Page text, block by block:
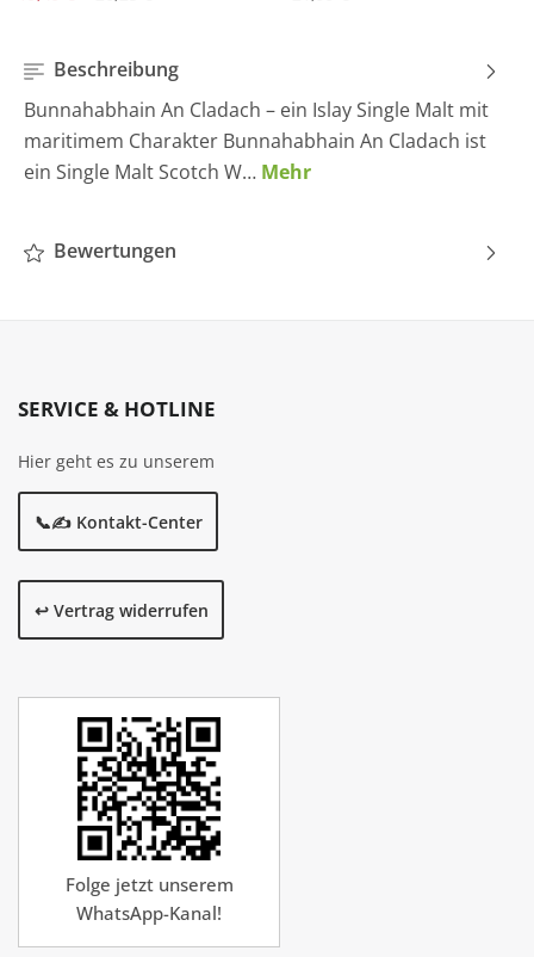
Beschreibung
Bunnahabhain An Cladach – ein Islay Single Malt mit
maritimem Charakter Bunnahabhain An Cladach ist
ein Single Malt Scotch W… Mehr
Bewertungen
SERVICE & HOTLINE
Hier geht es zu unserem
📞✍️ Kontakt-Center
↩️ Vertrag widerrufen
Folge jetzt unserem
WhatsApp-Kanal!